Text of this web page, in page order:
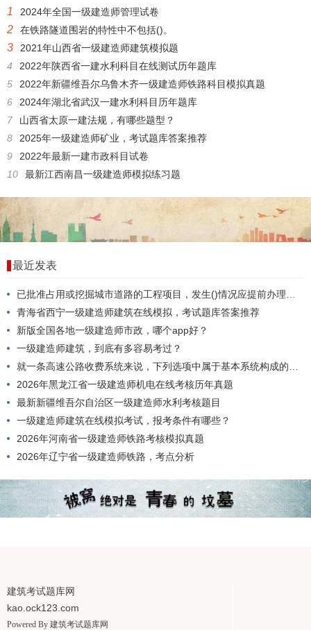
1 2024年全国一级建造师管理试卷
2 在铁路隧道围岩的特性中不包括()。
3
2021年山西省一级建造师建筑模拟题
4
2022年陕西省一建水利科目在线测试历年题库
5
2022年新疆维吾尔乌鲁木齐一级建造师铁路科目模拟真题
6
2024年湖北省武汉一建水利科目历年题库
7
山西省太原一建法规，有哪些题型？
8
2025年一级建造师矿业，考试题库答案推荐
9
2022年最新一建市政科目试卷
10
最新江西南昌一级建造师模拟练习题
最近发表
已批准占用或挖掘城市道路的工程项目，发生()情况应提前办理变更审批手续。
青海省西宁一级建造师建筑在线模拟，考试题库答案推荐
新版全国各地一级建造师市政，哪个app好？
一级建造师建筑，到底有多容易考过？
就一条高速公路收费系统来说，下列选项中属于基本系统构成的是()。
2026年黑龙江省一级建造师机电在线考核历年真题
最新新疆维吾尔自治区一级建造师水利考核题目
一级建造师建筑在线模拟考试，报考条件有哪些？
2026年河南省一级建造师铁路考核模拟真题
2026年辽宁省一级建造师铁路，考点分析
建筑考试题库网
kao.ock123.com
Powered By 建筑考试题库网